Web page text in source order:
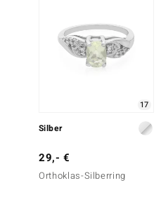
17
Silber
29,- €
Orthoklas-Silberring